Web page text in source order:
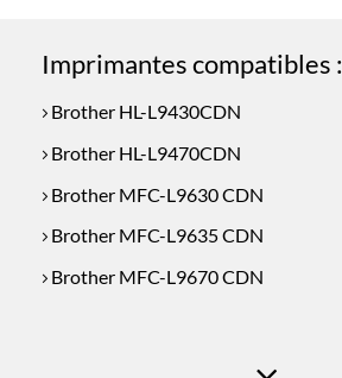
Imprimantes compatibles :
Brother HL-L9430CDN
Brother HL-L9470CDN
Brother MFC-L9630 CDN
Brother MFC-L9635 CDN
Brother MFC-L9670 CDN